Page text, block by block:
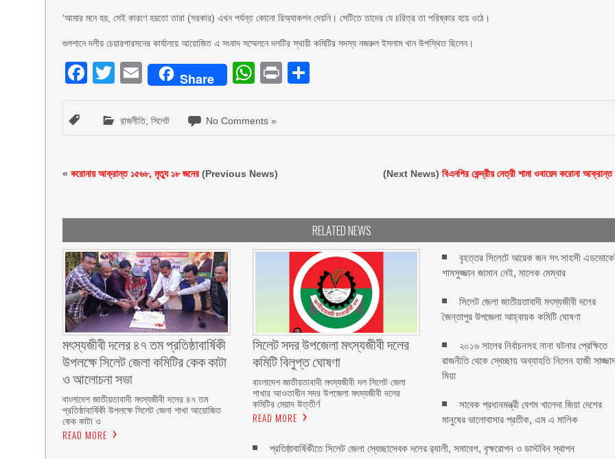
‘আমার মনে হয়, সেই কারণে হয়তো তারা (সরকার) এখন পর্যন্ত কোনো রিঅ্যাকশন দেয়নি। সেটিতে তাদের যে চরিত্র তা পরিষ্কার হয়ে ওঠে।
গুলশানে দলীয় চেয়ারপারসনের কার্যালয়ে আয়োজিত এ সংবাদ সম্মেলনে দলটির স্থায়ী কমিটির সদস্য নজরুল ইসলাম খান উপস্থিত ছিলেন।
Facebook
Twitter
EmailShare WhatsApp
Print
রাজনীতি,সিলেট No Comments »
«করোনায় আক্রান্ত ১৫৬৮, মৃত্যু ১৮ জনের(Previous News) (Next News)বিএনপির কেন্দ্রীয় নেত্রী শামা ওবায়েদ করোনা আক্রান্ত
RELATED NEWS
মৎস্যজীবী দলের ৪৭ তম প্রতিষ্ঠাবার্ষিকী
উপলক্ষে সিলেট জেলা কমিটির কেক কাটা
ও আলোচনা সভা ‎
বাংলাদেশ জাতীয়তাবাদী মৎস্যজীবী দলের ৪৭ তম
প্রতিষ্ঠাবার্ষিকী উপলক্ষে সিলেট জেলা শাখা আয়োজিত
কেক কাটা ও
READ MORE
‎সিলেট সদর উপজেলা মৎস্যজীবী দলের
কমিটি বিলুপ্ত ঘোষণা
‎বাংলাদেশ জাতীয়তাবাদী মৎস্যজীবী দল সিলেট জেলা
শাখার আওতাধীন সদর উপজেলা মৎস্যজীবী দলের
কমিটির মেয়াদ উত্তীর্ণ
READ MORE
বৃহত্তর সিলেটে আরেক জন সৎ সাহসী
শামসুজ্জান জামান নেই, মালেক মেম্বার ‎
সিলেট জেলা জাতীয়তাবাদী মৎস্যজীবী দলের
জৈন্তাপুর উপজেলা আহ্বায়ক কমিটি ঘোষণা
২০১৬ সালের নির্বাচনসহ নানা ঘটনার প্রেক্ষিতে
রাজনীতি থেকে স্বেচ্ছায় অব্যাহতি নিলেন হাজী
মিয়া
সাবেক প্রধানমন্ত্রী বেগম খালেদা জিয়া দেশের
মানুষের ভালোবাসার প্রতীক, এম এ মালিক
প্রতিষ্ঠাবার্ষিকীতে সিলেট জেলা স্বেচ্ছাসেবক দলের র‌্যালী, সমাবেশ, বৃক্ষরোপন ও ডাস্টবিন স্থাপন